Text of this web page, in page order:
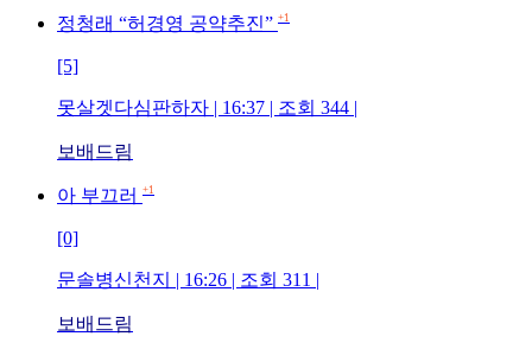
정청래 “허경영 공약추진” +1
[5]
못살겟다심판하자 | 16:37 | 조회 344 |
보배드림
아 부끄러 +1
[0]
문솔병신천지 | 16:26 | 조회 311 |
보배드림